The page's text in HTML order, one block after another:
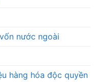
nước ngoài
hàng hóa độc quyền